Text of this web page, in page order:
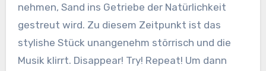
nehmen, Sand ins Getriebe der Natürlichkeit
gestreut wird. Zu diesem Zeitpunkt ist das
stylishe Stück unangenehm störrisch und die
Musik klirrt. Disappear! Try! Repeat! Um dann